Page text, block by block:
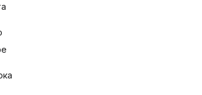
нажатии на кнопку
оба блока. При
Как
К разъёму с
основной БП.
плату. К разъёму с
Вы
нажатии на
с разъёмами ATX